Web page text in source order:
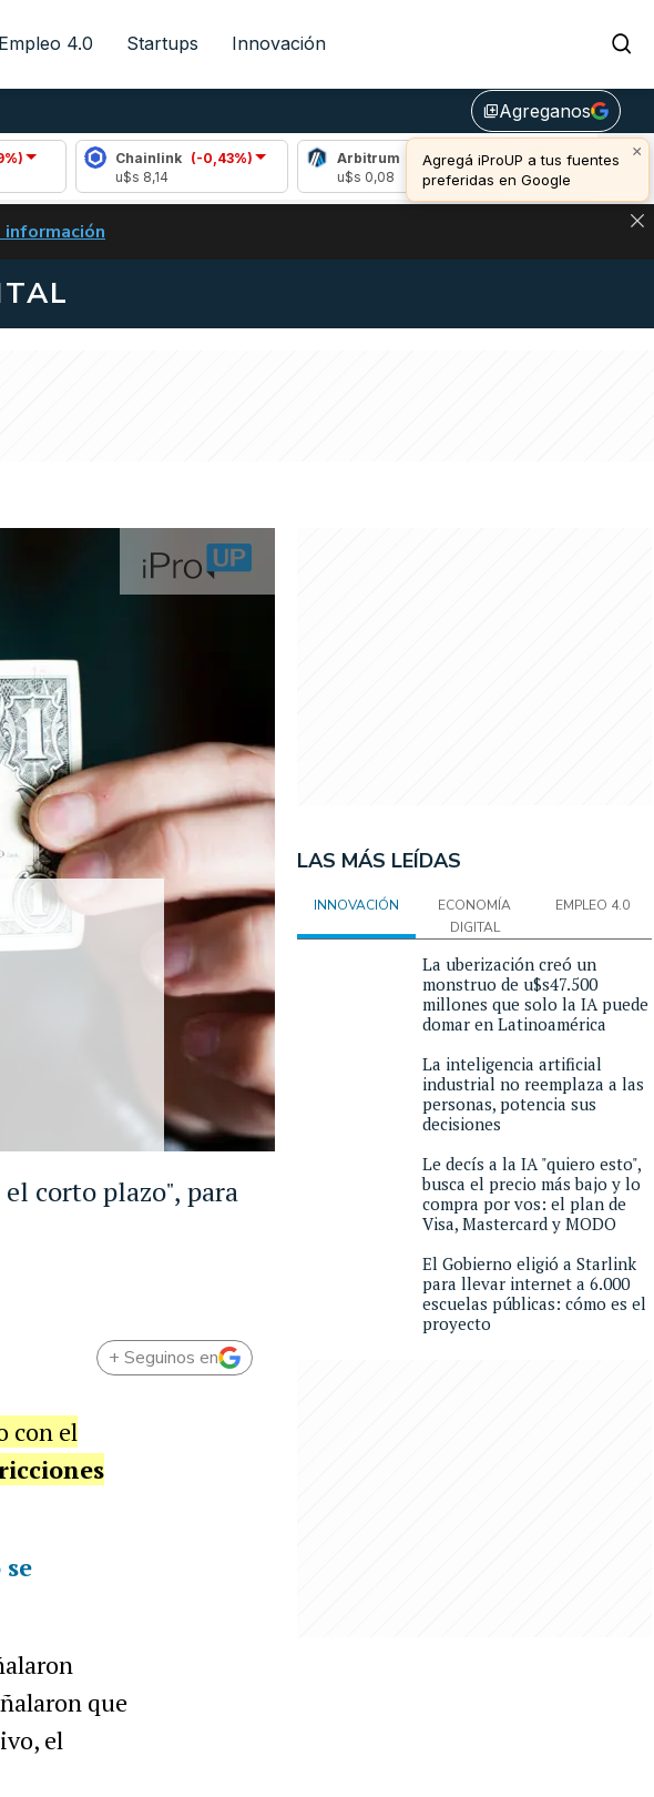
Empleo 4.0 Startups Innovación
library_addAgreganos
×
Agregá iProUP a tus fuentes
preferidas en Google
Chainlink (-0,43%)
Arbitrum
(-2,28%)
Bitcoin (-1,19%)
u$s 64.144,00
EL CARRY TRADE DE BITCOIN Y ESTA SEÑAL DEFINE LOS PRECIOS DE
información
corto plazo", para
+ Seguinos en
con el
que
el
LAS MÁS LEÍDAS
INNOVACIÓN
ECONOMÍA
DIGITAL
EMPLEO 4.0
La uberización creó un
monstruo de u$s47.500
millones que solo la IA puede
domar en Latinoamérica
La inteligencia artificial
industrial no reemplaza a las
personas, potencia sus
decisiones
Le decís a la IA "quiero esto",
busca el precio más bajo y lo
compra por vos: el plan de
Visa, Mastercard y MODO
El Gobierno eligió a Starlink
para llevar internet a 6.000
escuelas públicas: cómo es el
proyecto